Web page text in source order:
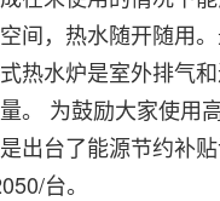
间，热水随开随用
热水炉是室外排气
。 为鼓励大家使用
出台了能源节约补
台。